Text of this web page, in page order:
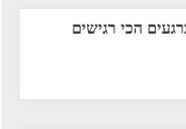
הכי רגישים